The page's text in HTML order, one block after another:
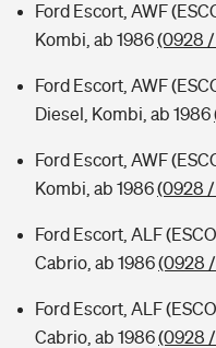
Ford Escort, AWF
Kombi, ab 1986(0928 /
Ford Escort, AWF
Diesel, Kombi, ab 1986
Ford Escort, AWF
Kombi, ab 1986(0928 /
Ford Escort, ALF
Cabrio, ab 1986(0928
Ford Escort, ALF
Cabrio, ab 1986(0928